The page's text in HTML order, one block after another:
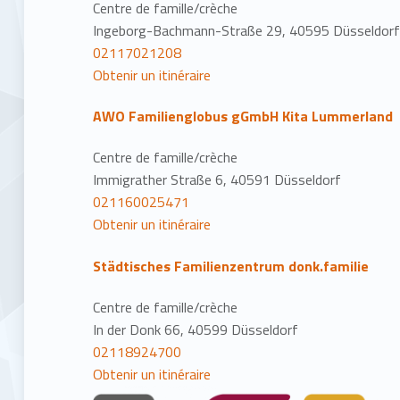
Centre de famille/crèche
Ingeborg-Bachmann-Straße 29, 40595 Düsseldorf
02117021208
Obtenir un itinéraire
AWO Familienglobus gGmbH Kita Lummerland
Centre de famille/crèche
Immigrather Straße 6, 40591 Düsseldorf
021160025471
Obtenir un itinéraire
Städtisches Familienzentrum donk.familie
Centre de famille/crèche
In der Donk 66, 40599 Düsseldorf
02118924700
Obtenir un itinéraire